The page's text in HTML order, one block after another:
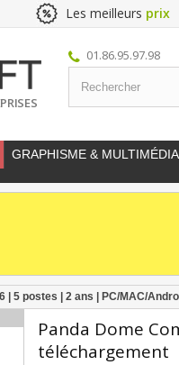
Les meilleurs prix
01.86.95.97.98
GRAPHISME & MULTIMÉDIA
| 5 postes | 2 ans | PC/MAC/
Panda Dome
téléchargement